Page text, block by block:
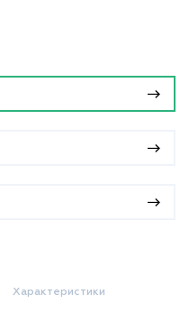
Характеристики